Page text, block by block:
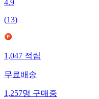
4.9
(13)
1,047적립
무료배송
1,257명구매중